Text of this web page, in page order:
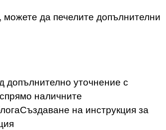
да печелите допълнителни
допълнително уточнение с
наличните
на инструкция за